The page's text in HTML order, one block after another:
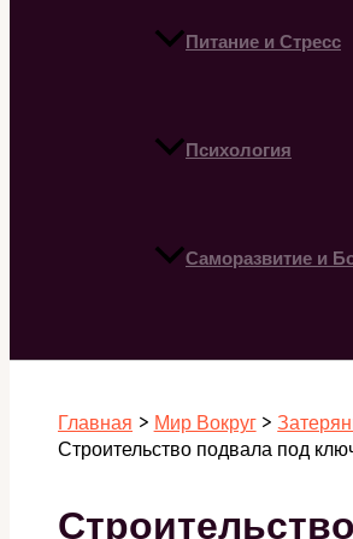
Питание и Стресс
Психология
Саморазвитие и
Главная Мир Вокруг
Строительство подвала под